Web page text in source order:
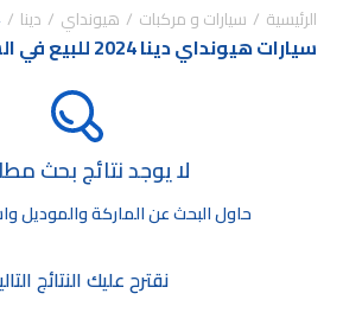
الرئيسية سيارات و مركبات هيونداي دينا
سيارات هيونداي دينا 2024 للبيع في السعودية
لا يوجد نتائج بحث
حاول البحث عن الماركة والموديل
نقترح عليك النتائج